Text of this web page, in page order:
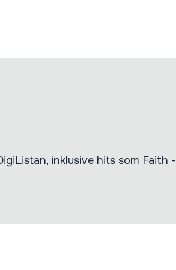
inklusive hits som Faith -